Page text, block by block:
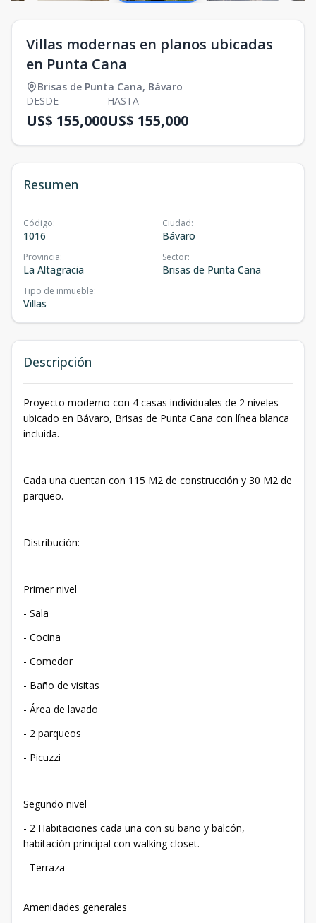
Villas modernas en planos ubicadas
en Punta Cana
Brisas de Punta Cana, Bávaro
DESDE
US$ 155,000
HASTA
US$ 155,000
Resumen
Código:
1016
Ciudad:
Bávaro
Provincia:
La Altagracia
Sector:
Brisas de Punta Cana
Tipo de inmueble:
Villas
Descripción
Proyecto moderno con 4 casas individuales de 2 niveles
ubicado en Bávaro, Brisas de Punta Cana con línea blanca
incluida.
Cada una cuentan con 115 M2 de construcción y 30 M2 de
parqueo.
Distribución:
Primer nivel
- Sala
- Cocina
- Comedor
- Baño de visitas
- Área de lavado
- 2 parqueos
- Picuzzi
Segundo nivel
- 2 Habitaciones cada una con su baño y balcón,
habitación principal con walking closet.
- Terraza
Amenidades generales